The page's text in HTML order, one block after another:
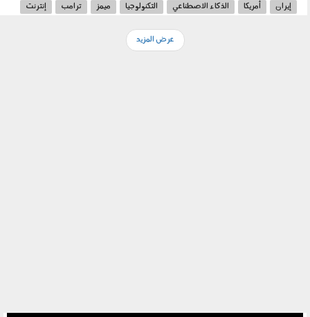
إيران أمريكا الذكاء الاصطناعي التكنولوجيا ميمز ترامب
إنترنت
عرض المزيد